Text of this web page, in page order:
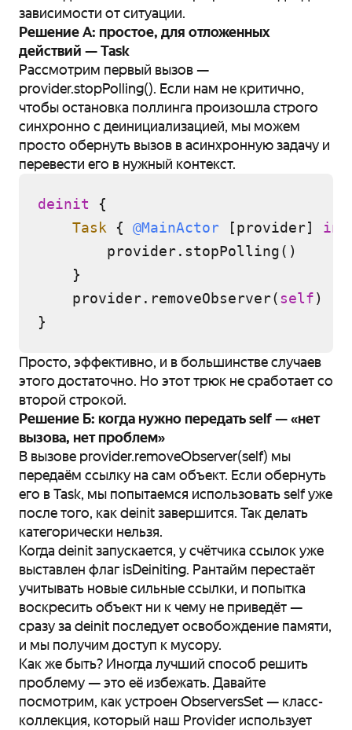
зависимости от ситуации.
Решение А: простое, для отложенных
действий — Task
Рассмотрим первый вызов —
provider.stopPolling(). Если нам не критично,
чтобы остановка поллинга произошла строго
синхронно с деинициализацией, мы можем
просто обернуть вызов в асинхронную задачу и
перевести его в нужный контекст.
deinit {
Task { @MainActor [provider] in
        provider.stopPolling()
    }
    provider.removeObserver(
self)
Просто, эффективно, и в большинстве случаев
этого достаточно. Но этот трюк не сработает со
второй строкой.
Решение Б: когда нужно передать self — «нет
вызова, нет проблем»
В вызове provider.removeObserver(self) мы
передаём ссылку на сам объект. Если обернуть
его в Task, мы попытаемся использовать self уже
после того, как deinit завершится. Так делать
категорически нельзя.
Когда deinit запускается, у счётчика ссылок уже
выставлен флаг isDeiniting. Рантайм перестаёт
учитывать новые сильные ссылки, и попытка
воскресить объект ни к чему не приведёт —
сразу за deinit последует освобождение памяти,
и мы получим доступ к мусору.
Как же быть? Иногда лучший способ решить
проблему — это её избежать. Давайте
посмотрим, как устроен ObserversSet — класс-
коллекция, который наш Provider использует